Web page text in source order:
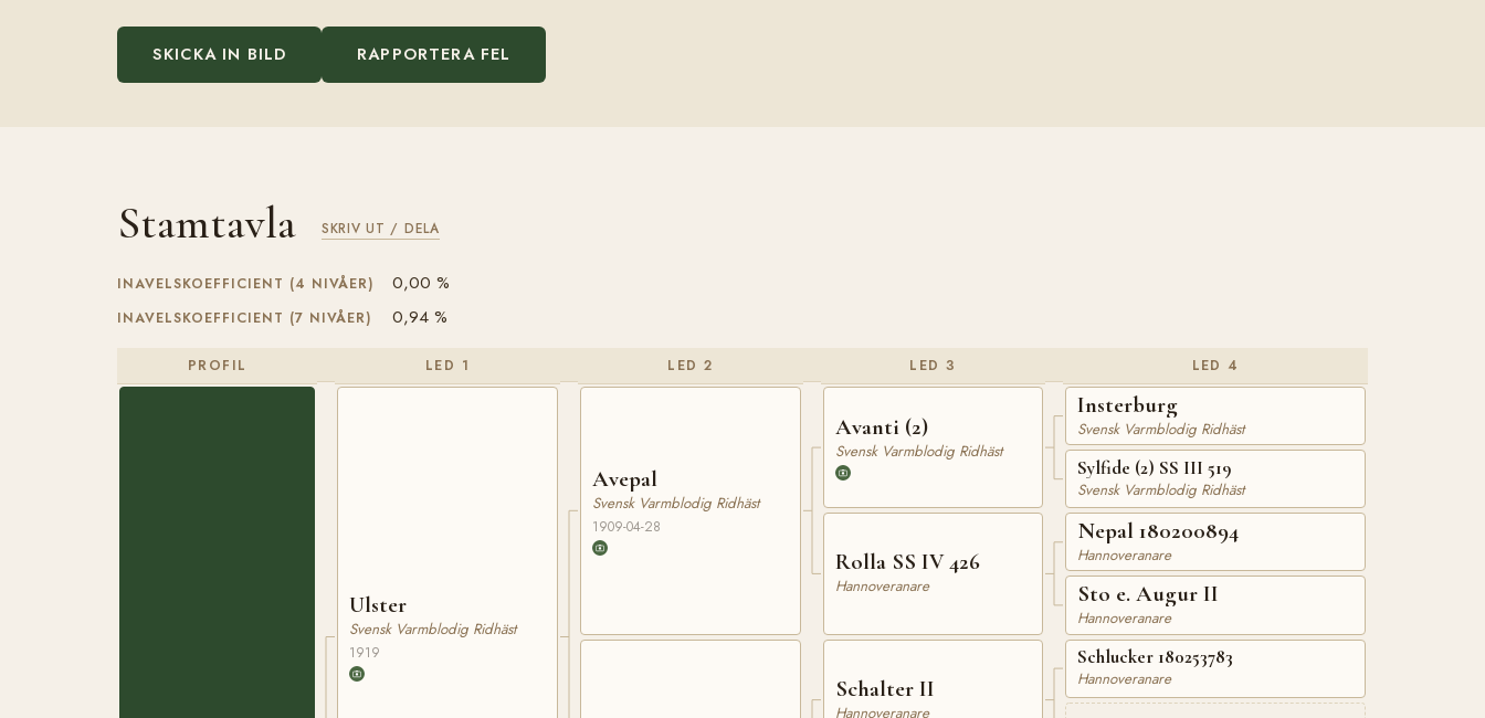
SKICKA IN BILD RAPPORTERA FEL
Stamtavla SKRIV UT / DELA
INAVELSKOEFFICIENT (4 NIVÅER) 0,00 %
INAVELSKOEFFICIENT (7 NIVÅER) 0,94 %
PROFIL LED 1
Ulster
Svensk Varmblodig Ridhäst
1919
LED 2
Avepal
Svensk Varmblodig Ridhäst
1909-04-28
LED 3
Avanti (2)
Svensk Varmblodig Ridhäst
Rolla SS IV 426
Hannoveranare
Schalter II
Hannoveranare
LED 4
Insterburg
Svensk Varmblodig Ridhäst
Sylfide (2) SS III 519
Svensk Varmblodig Ridhäst
Nepal 180200894
Hannoveranare
Sto e. Augur II
Hannoveranare
Schlucker 180253783
Hannoveranare